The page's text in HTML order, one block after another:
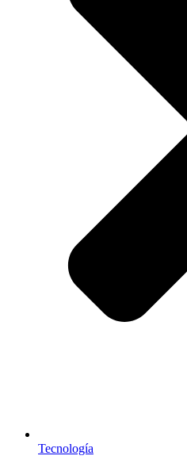
Tecnología